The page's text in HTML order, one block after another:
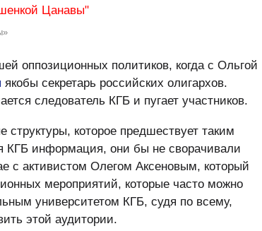
оппозиционных политиков, когда с Ольгой
якобы секретарь российских олигархов.
следователь КГБ и пугает участников.
которое предшествует таким
КГБ информация, они бы не сворачивали
с активистом Олегом Аксеновым, который
мероприятий, которые часто можно
университетом КГБ, судя по всему,
этой аудитории.